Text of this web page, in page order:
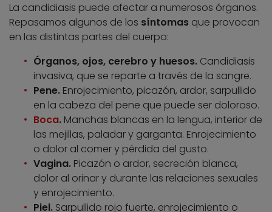
La candidiasis puede afectar a numerosos órganos.
Repasamos algunos de los síntomas que provocan
en las distintas partes del cuerpo:
Órganos, ojos, cerebro y huesos. Candidiasis
invasiva, que se reparte a través de la sangre.
Pene. Enrojecimiento, picazón, ardor, sarpullido
en la cabeza del pene que puede ser doloroso.
Boca. Manchas blancas en la lengua, interior de
las mejillas, paladar y garganta. Enrojecimiento
o dolor al comer y pérdida del gusto.
Vagina. Picazón o ardor, secreción blanca,
dolor al orinar y durante las relaciones sexuales
y enrojecimiento.
Piel. Sarpullido rojo fuerte, enrojecimiento o